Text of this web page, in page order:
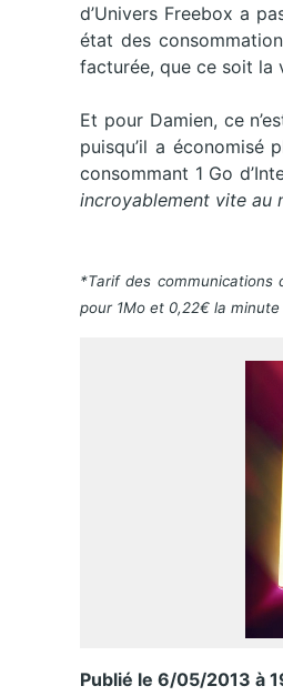
d’Univers Freebox a
état des
facturée, que ce soit la
Et pour Damien, ce
puisqu’il a
consommant 1 Go
incroyablement vite au
*Tarif des communications
pour 1Mo et 0,22€ la
Publié le 6/05/2013 à